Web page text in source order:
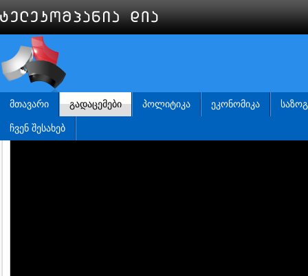
ᲛᲗᲐᲕᲐᲠᲘ ᲒᲐᲓᲐᲪᲔᲛᲔᲑᲘ ᲞᲝᲚᲘᲢᲘᲙᲐ ᲔᲙᲝᲜᲝᲛᲘᲙᲐ
ᲩᲕᲔᲜ ᲨᲔᲡᲐᲮᲔᲑ